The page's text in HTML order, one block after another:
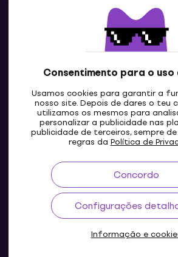
Consentimento para o uso
Usamos cookies para garantir a
nosso site. Depois de dares o teu
utilizamos os mesmos para
personalizar a publicidade nas
publicidade de terceiros, sempre
regras da Política de
Concordo
Configurações
Informação e
Contatos
Contacta-nos
PT